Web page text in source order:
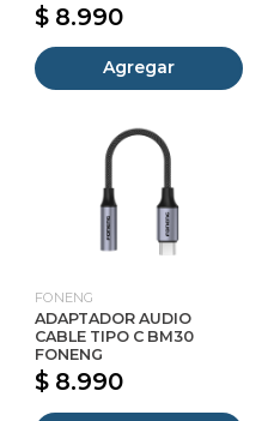
$ 8.990
Agregar
FONENG
ADAPTADOR AUDIO
CABLE TIPO C BM30
FONENG
$ 8.990